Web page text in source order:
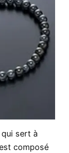
sert à
composé